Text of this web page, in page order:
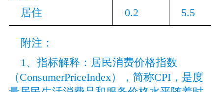
居住 0.2 5.5
附注：
1、指标解释：居民消费价格指数
（ConsumerPriceIndex），简称CPI，是度